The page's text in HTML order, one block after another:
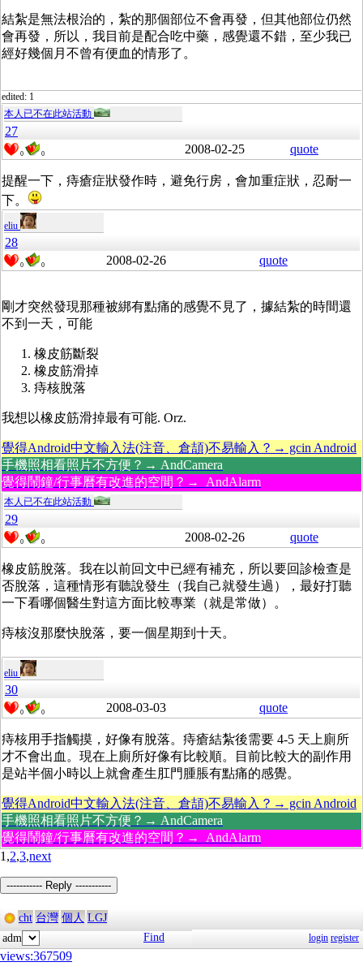
結紮是無法根治的，紮的那個部位不會再發，但其他部位仍然
會再發，所以，我目前是配合吃中藥，感覺還不錯，至少我已
經好幾個月不曾有便血的情形了。
edited: 1
本人已不在此站活動
27
0 0 2008-02-25 quote
提醒一下，痔瘡症狀發作時，避免行房，會加重症狀，忍耐一
下。
eliu
28
0 0 2008-02-26 quote
剛才突然發現那種被綁有點痛的感覺不見了，據結紮的時間還
不到一天，可能
橡皮筋斷裂
橡皮筋滑掉
痔核脫落
我想以橡皮筋滑掉最有可能. Orz.
覺得Android中文輸入法(注音、倉頡)不易輸入？→ gcin Android
手機照相看照片不方便？→ AndCamera
覺得鬧鐘/行事曆有改進的空間？→ AndAlarm
本人已不在此站活動
29
0 0 2008-02-26 quote
橡皮筋脫落。我在以前回文中已經有補充，所以要回診檢查是
否脫落，這種情形有聽說發生（我自己就發生過），最好打聽
一下看哪個醫生對這方面比較專業（就是常做）。
痔核沒那麼快脫落，要一個星期到十天。
eliu
30
0 0 2008-03-03 quote
痔核用手指觸摸，好像有脫落。痔瘡結紮後需要 4-5 天上廁所
才不會出血。現在上廁所好像有比較順。目前比較大的副作用
是站半個小時以上就會產生肛門腫脹有點痛的感覺。
覺得Android中文輸入法(注音、倉頡)不易輸入？→ gcin Android
手機照相看照片不方便？→ AndCamera
覺得鬧鐘/行事曆有改進的空間？→ AndAlarm
1,2,3,next
----------- Reply -----------
cht 台灣 個人 LGJ
adm
Find login register
views:367509